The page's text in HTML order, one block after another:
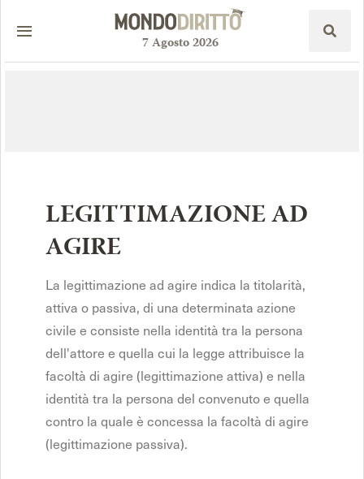
7Agosto2026
LEGITTIMAZIONE AD
AGIRE
La legittimazione ad agire indica la titolarità,
attiva o passiva, di una determinata azione
civile e consiste nella identità tra la persona
dell'attore e quella cui la legge attribuisce la
facoltà di agire (legittimazione attiva) e nella
identità tra la persona del convenuto e quella
contro la quale è concessa la facoltà di agire
(legittimazione passiva).